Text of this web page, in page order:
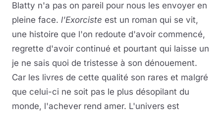
Blatty n'a pas on pareil pour nous les envoyer en
pleine face. l'Exorciste est un roman qui se vit,
une histoire que l'on redoute d'avoir commencé,
regrette d'avoir continué et pourtant qui laisse un
je ne sais quoi de tristesse à son dénouement.
Car les livres de cette qualité son rares et malgré
que celui-ci ne soit pas le plus désopilant du
monde, l'achever rend amer. L'univers est